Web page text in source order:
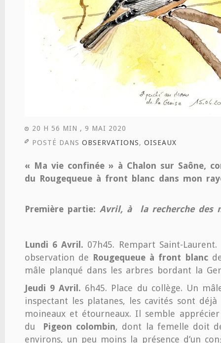
20 H 56 MIN , 9 MAI 2020
POSTÉ DANS OBSERVATIONS, OISEAUX
« Ma vie confinée » à Chalon sur Saône,
du Rougequeue à front blanc dans mon
Première partie: Avril, à la recherche des
Lundi 6 Avril. 07h45. Rempart Saint-Laurent.
observation de Rougequeue à front blanc
mâle planqué dans les arbres bordant la
Jeudi 9 Avril. 6h45. Place du collège. Un
inspectant les platanes, les cavités sont déjà
moineaux et étourneaux. Il semble
du Pigeon colombin, dont la femelle doit
environs, un peu moins la présence d’un